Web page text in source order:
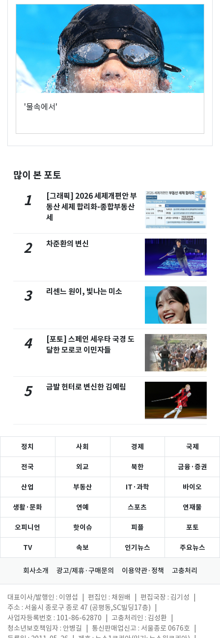
'물속에서'
많이 본 포토
1
[그래픽] 2026 세제개편안 부
동산 세제 합리화-종합부동산
세
2 차준환의 변신
3 리센느 원이, 빛나는 미소
4
[포토] 스페인 세우타 국경 도
달한 모로코 이민자들
5 금발 헌터로 변신한 김예림
정치 사회 경제 국제
전국 외교 북한 금융·증권
산업 부동산 IT·과학 바이오
생활·문화 연예 스포츠 연재물
오피니언 핫이슈 피플 포토
TV 속보 인기뉴스 주요뉴스
회사소개 광고/제휴·구매문의 이용약관·정책 고충처리
대표이사/발행인 : 이영섭 편집인 : 채원배 편집국장 : 김기성
주소 : 서울시 종로구 종로 47 (공평동,SC빌딩17층)
사업자등록번호 : 101-86-62870
고충처리인 : 김성환
청소년보호책임자 : 안병길
통신판매업신고 : 서울종로 0676호